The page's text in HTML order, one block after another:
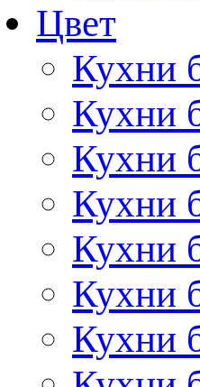
Цвет
Кухни
Кухни
Кухни
Кухни
Кухни
Кухни
Кухни